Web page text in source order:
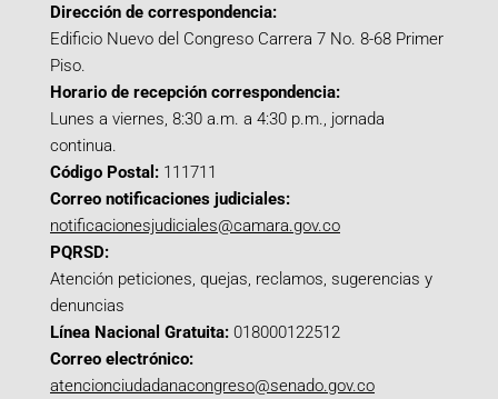
Dirección de correspondencia:
Edificio Nuevo del Congreso Carrera 7 No. 8-68 Primer
Piso.
Horario de recepción correspondencia:
Lunes a viernes, 8:30 a.m. a 4:30 p.m., jornada
continua.
Código Postal: 111711
Correo notificaciones judiciales:
notificacionesjudiciales@camara.gov.co
PQRSD:
Atención peticiones, quejas, reclamos, sugerencias y
denuncias
Línea Nacional Gratuita: 018000122512
Correo electrónico:
atencionciudadanacongreso@senado.gov.co